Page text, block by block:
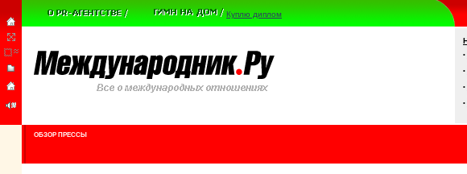
Куплю диплом
•
•
•
•
ОБЗОР ПРЕССЫ